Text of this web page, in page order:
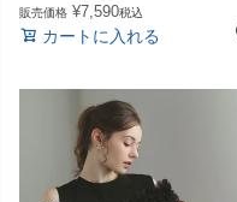
販売価格 ¥7,590税込
カートに入れる